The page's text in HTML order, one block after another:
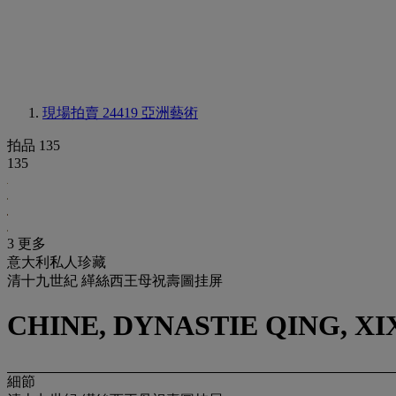
現場拍賣 24419 亞洲藝術
拍品 135
135
3 更多
意大利私人珍藏
清十九世紀 緙絲西王母祝壽圖挂屏
CHINE, DYNASTIE QING,
細節